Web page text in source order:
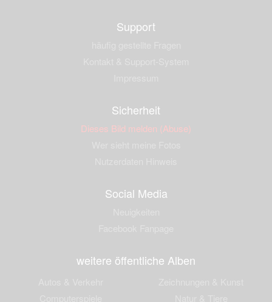
Support
Sicherheit
Dieses Bild melden (Abuse)
Social Media
weitere öffentliche Alben